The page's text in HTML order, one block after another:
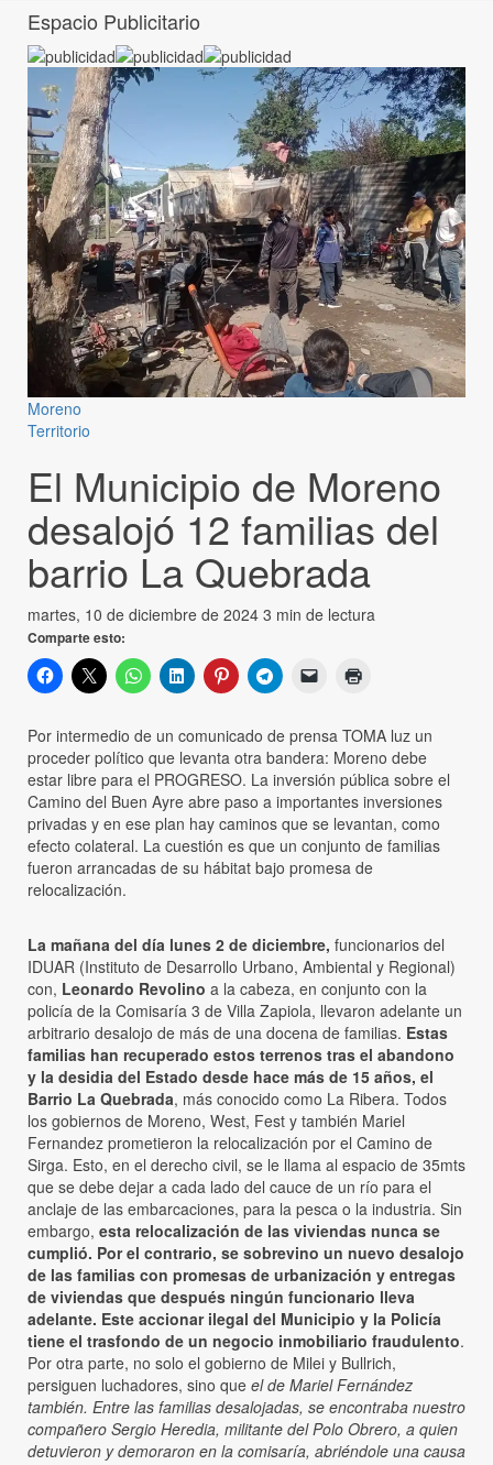
Espacio Publicitario
Moreno
Territorio
El Municipio de Moreno
desalojó 12 familias del
barrio La Quebrada
martes, 10 de diciembre de 2024 3 min de lectura
Comparte esto:
Por intermedio de un comunicado de prensa TOMA luz un
proceder político que levanta otra bandera: Moreno debe
estar libre para el PROGRESO. La inversión pública sobre el
Camino del Buen Ayre abre paso a importantes inversiones
privadas y en ese plan hay caminos que se levantan, como
efecto colateral. La cuestión es que un conjunto de familias
fueron arrancadas de su hábitat bajo promesa de
relocalización.
La mañana del día lunes 2 de diciembre, funcionarios del
IDUAR (Instituto de Desarrollo Urbano, Ambiental y Regional)
con, Leonardo Revolino a la cabeza, en conjunto con la
policía de la Comisaría 3 de Villa Zapiola, llevaron adelante un
arbitrario desalojo de más de una docena de familias. Estas
familias han recuperado estos terrenos tras el abandono
y la desidia del Estado desde hace más de 15 años, el
Barrio La Quebrada, más conocido como La Ribera. Todos
los gobiernos de Moreno, West, Fest y también Mariel
Fernandez prometieron la relocalización por el Camino de
Sirga. Esto, en el derecho civil, se le llama al espacio de 35mts
que se debe dejar a cada lado del cauce de un río para el
anclaje de las embarcaciones, para la pesca o la industria. Sin
embargo, esta relocalización de las viviendas nunca se
cumplió. Por el contrario, se sobrevino un nuevo desalojo
de las familias con promesas de urbanización y entregas
de viviendas que después ningún funcionario lleva
adelante. Este accionar ilegal del Municipio y la Policía
tiene el trasfondo de un negocio inmobiliario fraudulento.
Por otra parte, no solo el gobierno de Milei y Bullrich,
persiguen luchadores, sino que el de Mariel Fernández
también. Entre las familias desalojadas, se encontraba nuestro
compañero Sergio Heredia, militante del Polo Obrero, a quien
detuvieron y demoraron en la comisaría, abriéndole una causa